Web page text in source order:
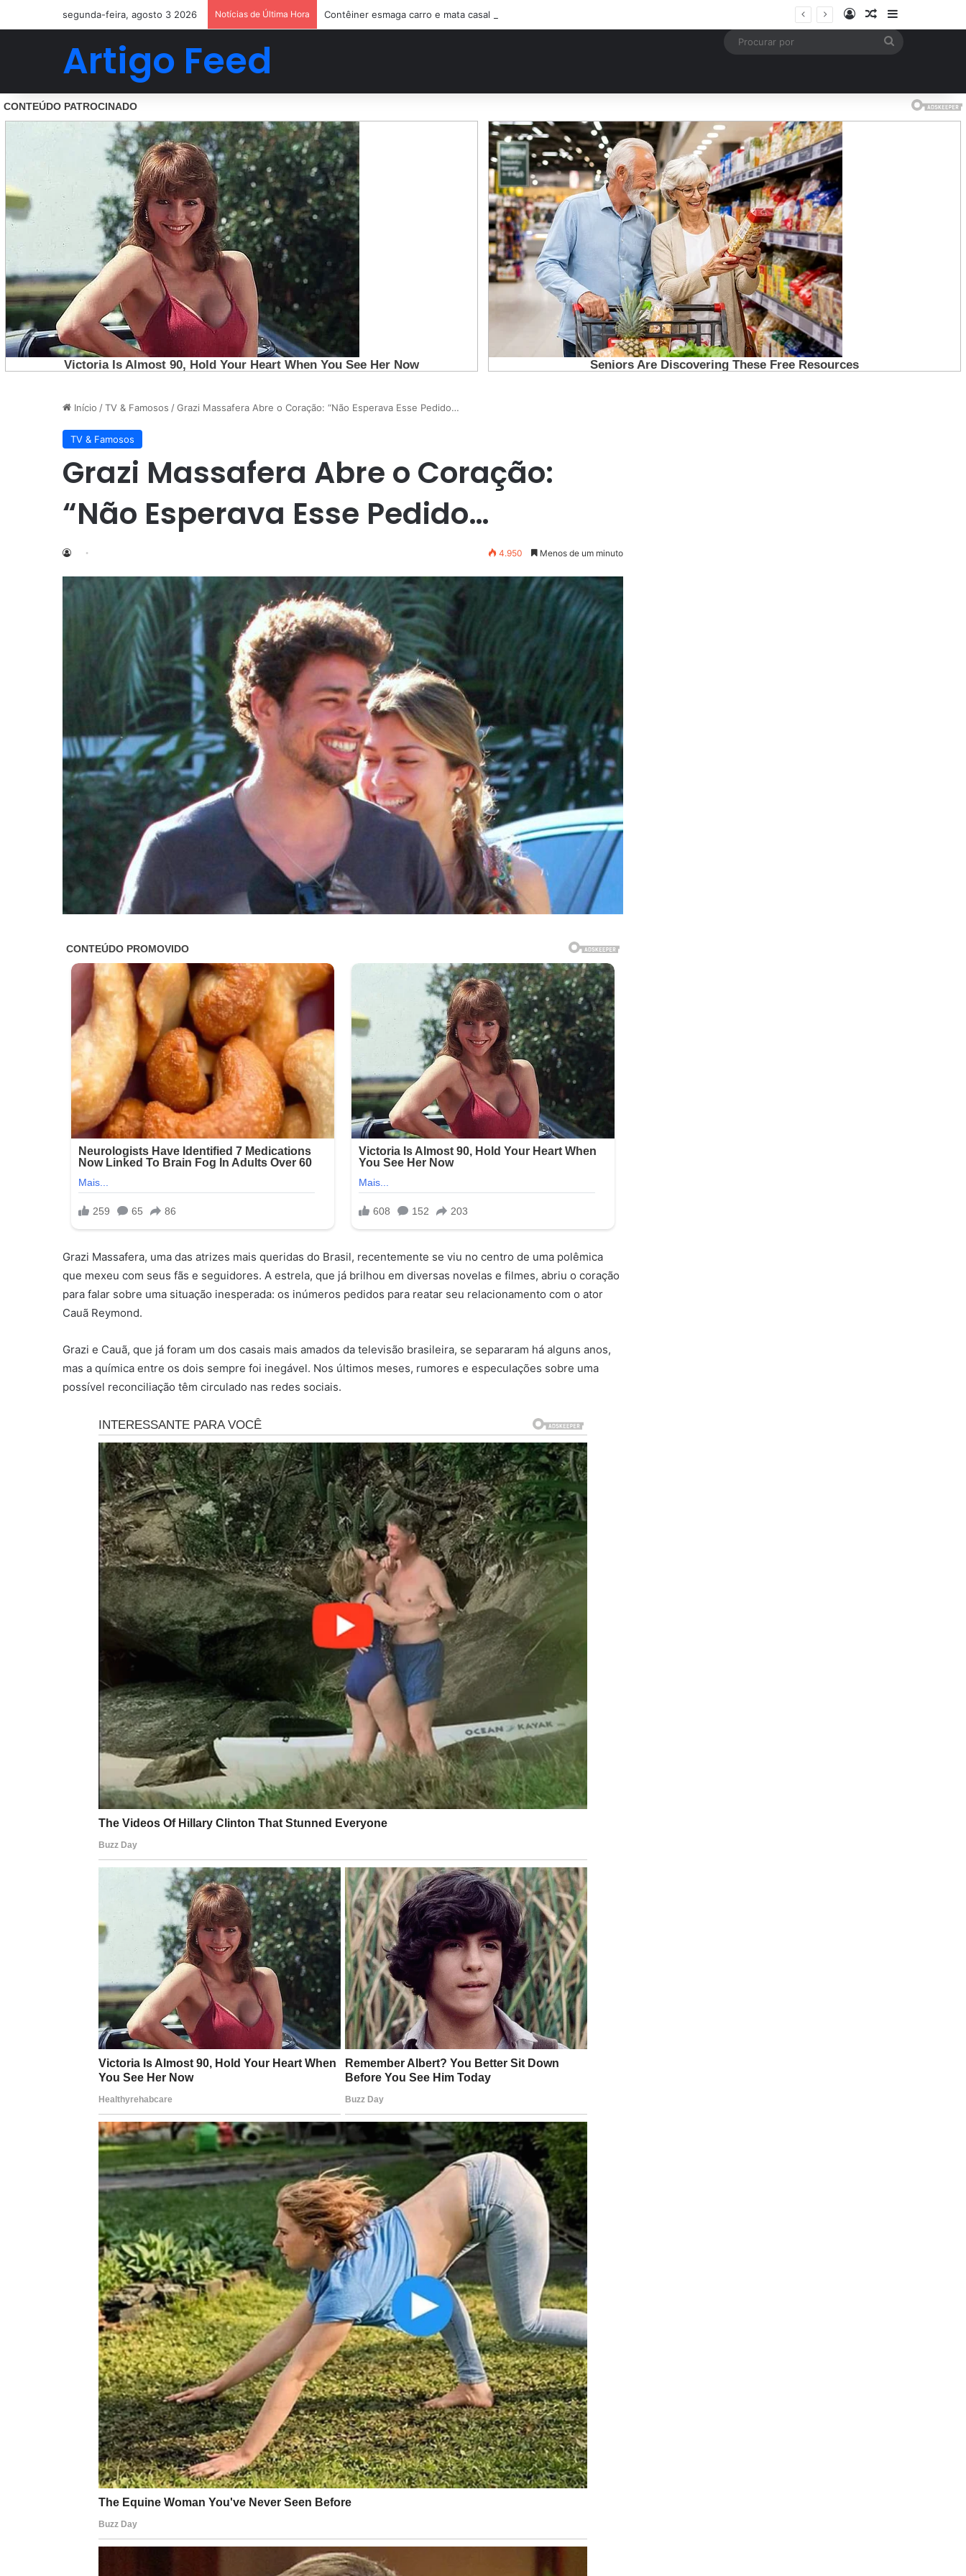
segunda-feira, agosto 3 2026 Notícias de Última Hora Contêiner esmaga carro e mata casal na BR-470; filho sobreviveu…Ver mais EntrarArtigo aleatório
Barra Lateral
Artigo Feed
Início /TV & Famosos /Grazi Massafera Abre o Coração: “Não Esperava Esse Pedido…
TV & Famosos
Grazi Massafera Abre o Coração:
“Não Esperava Esse Pedido…
4.950 Menos de um minuto
Grazi Massafera, uma das atrizes mais queridas do Brasil, recentemente se viu no centro de uma polêmica
que mexeu com seus fãs e seguidores. A estrela, que já brilhou em diversas novelas e filmes, abriu o coração
para falar sobre uma situação inesperada: os inúmeros pedidos para reatar seu relacionamento com o ator
Cauã Reymond.
Grazi e Cauã, que já foram um dos casais mais amados da televisão brasileira, se separaram há alguns anos,
mas a química entre os dois sempre foi inegável. Nos últimos meses, rumores e especulações sobre uma
possível reconciliação têm circulado nas redes sociais.